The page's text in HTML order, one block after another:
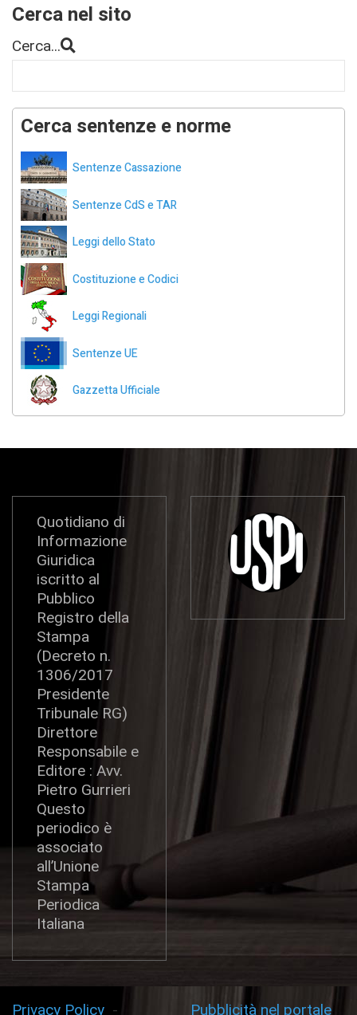
Cerca nel sito
Cerca...
Cerca sentenze e norme
Sentenze Cassazione
Sentenze CdS e TAR
Leggi dello Stato
Costituzione e Codici
Leggi Regionali
Sentenze UE
Gazzetta Ufficiale
Quotidiano di
Informazione
Giuridica
iscritto al
Pubblico
Registro della
Stampa
(Decreto n.
1306/2017
Presidente
Tribunale RG)
Direttore
Responsabile e
Editore : Avv.
Pietro Gurrieri
Questo
periodico è
associato
all’Unione
Stampa
Periodica
Italiana
Privacy Policy - Pubblicità nel portale